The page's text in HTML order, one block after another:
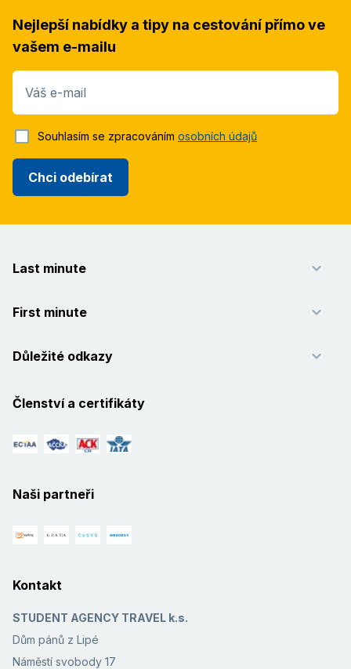
Nejlepší nabídky a tipy na cestování přímo ve
vašem e-mailu
Váš e-mail
Chci odebírat
Souhlasím se zpracováním osobních údajů
Last minute
First minute
Důležité odkazy
Členství a certifikáty
Naši partneři
Kontakt
STUDENT AGENCY TRAVEL k.s.
Dům pánů z Lipé
Náměstí svobody 17